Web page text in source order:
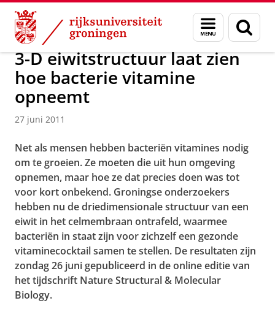
Skip
Content
Skip
Navigation
Menu
en
zoeken
Over ons Actueel Nieuws Nieuwsberichten
3-D eiwitstructuur laat zien
hoe bacterie vitamine
opneemt
27 juni 2011
Net als mensen hebben bacteriën vitamines nodig
om te groeien. Ze moeten die uit hun omgeving
opnemen, maar hoe ze dat precies doen was tot
voor kort onbekend. Groningse onderzoekers
hebben nu de driedimensionale structuur van een
eiwit in het celmembraan ontrafeld, waarmee
bacteriën in staat zijn voor zichzelf een gezonde
vitaminecocktail samen te stellen. De resultaten zijn
zondag 26 juni gepubliceerd in de online editie van
het tijdschrift Nature Structural & Molecular
Biology.